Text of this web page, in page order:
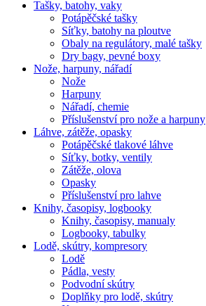
Tašky, batohy, vaky
Potápěčské tašky
Síťky, batohy na ploutve
Obaly na regulátory, malé tašky
Dry bagy, pevné boxy
Nože, harpuny, nářadí
Nože
Harpuny
Nářadí, chemie
Příslušenství pro nože a harpuny
Láhve, zátěže, opasky
Potápěčské tlakové láhve
Síťky, botky, ventily
Zátěže, olova
Opasky
Příslušenství pro lahve
Knihy, časopisy, logbooky
Knihy, časopisy, manualy
Logbooky, tabulky
Lodě, skútry, kompresory
Lodě
Pádla, vesty
Podvodní skútry
Doplňky pro lodě, skútry